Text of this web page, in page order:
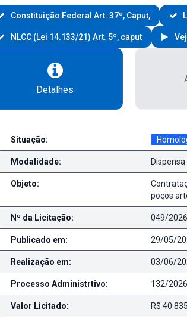
Constituição Federal Art. 37º, Caput,
NLCC (Lei 14.133/21) Art. 5º, caput
Detalhes
Detalhes da Licitação
Situação:
Modalidade: Dispensa
Objeto:
poços
Nº da Licitação: 049/2026
Publicado em: 29/05/
Realização em: 03/06/
Processo Administrtivo: 132/2026
Valor Licitado: R$